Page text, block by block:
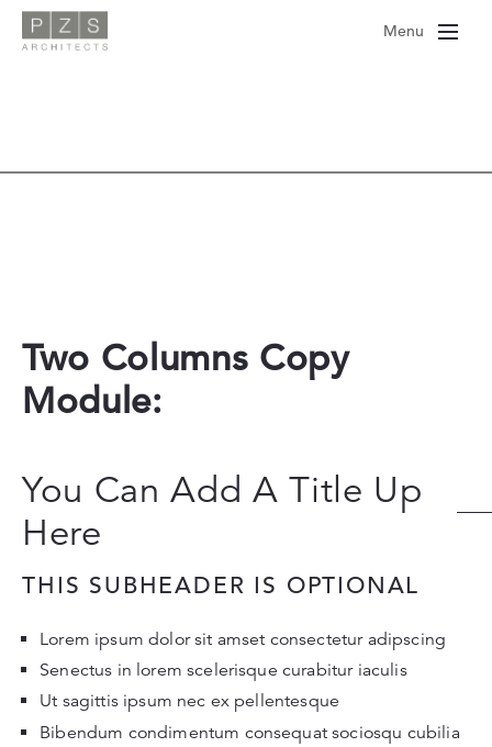
Skip
Menu
Two Columns Copy
Module:
You Can Add A Title Up
Here
THIS SUBHEADER IS OPTIONAL
Lorem ipsum dolor sit amset consectetur adipscing
Senectus in lorem scelerisque curabitur iaculis
Ut sagittis ipsum nec ex pellentesque
Bibendum condimentum consequat sociosqu cubilia